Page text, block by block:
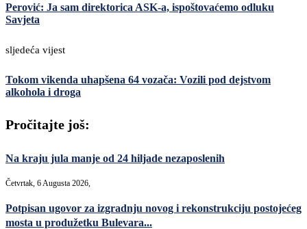
Perović: Ja sam direktorica ASK-a, ispoštovaćemo odluku
Savjeta
sljedeća vijest
Tokom vikenda uhapšena 64 vozača: Vozili pod dejstvom
alkohola i droga
Pročitajte još:
Na kraju jula manje od 24 hiljade nezaposlenih
Četvrtak, 6 Augusta 2026,
Potpisan ugovor za izgradnju novog i rekonstrukciju postojećeg
mosta u produžetku Bulevara...